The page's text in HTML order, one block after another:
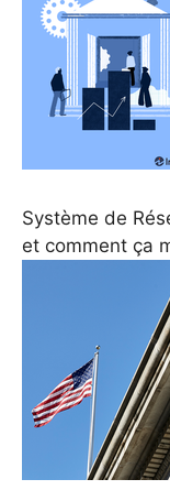
Système de
et comment ça